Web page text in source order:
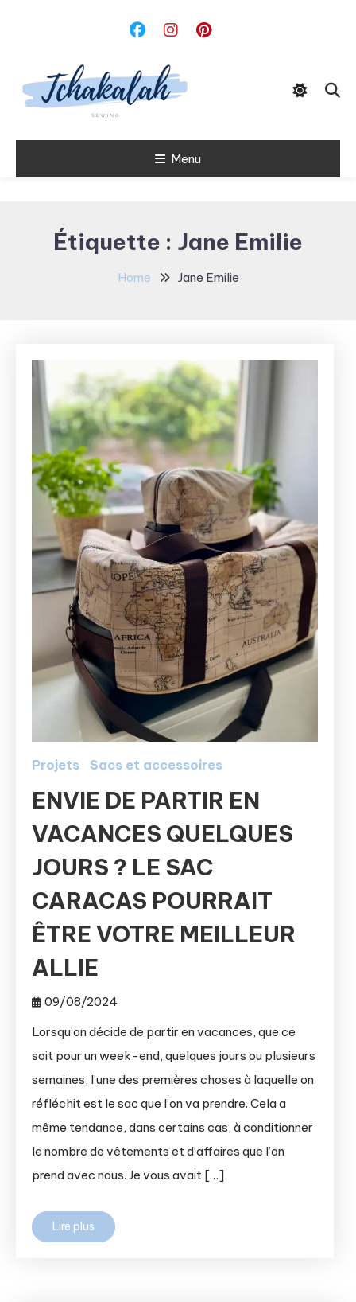
Tchakalah Menu
Étiquette : Jane Emilie
Home Jane Emilie
Projets Sacs et accessoires
ENVIE DE PARTIR EN
VACANCES QUELQUES
JOURS ? LE SAC
CARACAS POURRAIT
ÊTRE VOTRE MEILLEUR
ALLIE
09/08/2024
Lorsqu’on décide de partir en vacances, que ce
soit pour un week-end, quelques jours ou plusieurs
semaines, l’une des premières choses à laquelle on
réfléchit est le sac que l’on va prendre. Cela a
même tendance, dans certains cas, à conditionner
le nombre de vêtements et d’affaires que l’on
prend avec nous. Je vous avait […]
Lire plus